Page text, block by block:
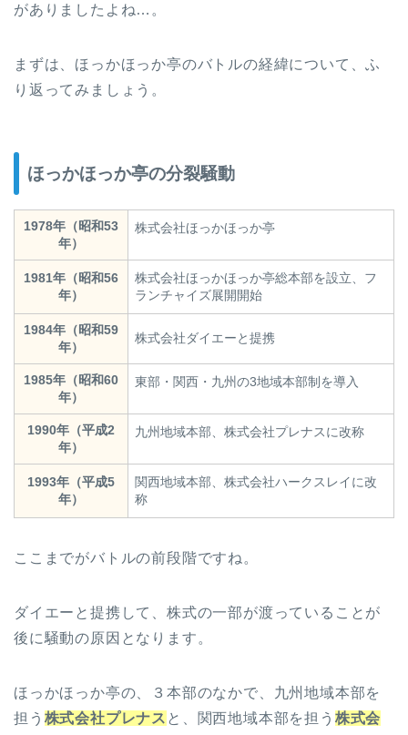
がありましたよね…。
まずは、ほっかほっか亭のバトルの経緯について、ふ
り返ってみましょう。
ほっかほっか亭の分裂騒動
1978年（昭和53
年）
株式会社ほっかほっか亭
1981年（昭和56
年）
株式会社ほっかほっか亭総本部を設立、フ
ランチャイズ展開開始
1984年（昭和59
年）
株式会社ダイエーと提携
1985年（昭和60
年）
東部・関西・九州の3地域本部制を導入
1990年（平成2
年）
九州地域本部、株式会社プレナスに改称
1993年（平成5
年）
関西地域本部、株式会社ハークスレイに改
称
ここまでがバトルの前段階ですね。
ダイエーと提携して、株式の一部が渡っていることが
後に騒動の原因となります。
ほっかほっか亭の、３本部のなかで、九州地域本部を
担う 株式会社プレナス と、関西地域本部を担う 株式会